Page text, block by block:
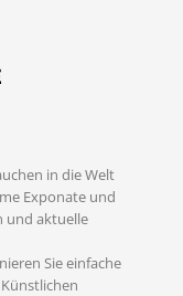
in die Welt
Exponate und
und aktuelle
Sie einfache